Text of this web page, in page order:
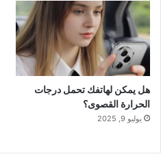
هل يمكن لهاتفك تحمل درجات
الحرارة القصوى؟
يوليو 9, 2025